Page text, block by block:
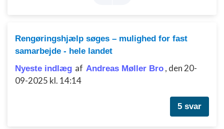
Rengøringshjælp søges – mulighed for fast
samarbejde - hele landet
Nyeste indlæg af Andreas Møller Bro , den 20-
09-2025 kl. 14:14
5 svar